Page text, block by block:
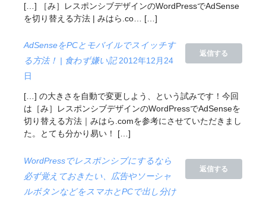
[…] ［み］レスポンシブデザインのWordPressでAdSense
を切り替える方法 | みはら.co… […]
返信する
AdSenseをPCとモバイルでスイッチす
る方法！ | 食わず嫌い記 2012年12月24
日
[…] の大きさを自動で変更しよう、という試みです！今回
は［み］レスポンシブデザインのWordPressでAdSenseを
切り替える方法｜みはら.comを参考にさせていただきまし
た。とても分かり易い！ […]
返信する
WordPressでレスポンシブにするなら
必ず覚えておきたい、広告やソーシャ
ルボタンなどをスマホとPCで出し分け